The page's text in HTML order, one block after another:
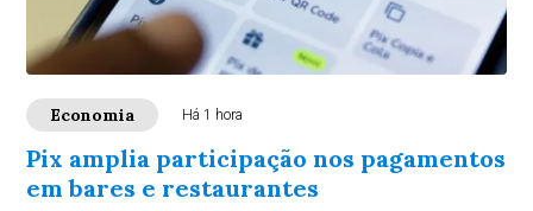
Economia Há 1 hora
Pix amplia participação nos pagamentos
em bares e restaurantes